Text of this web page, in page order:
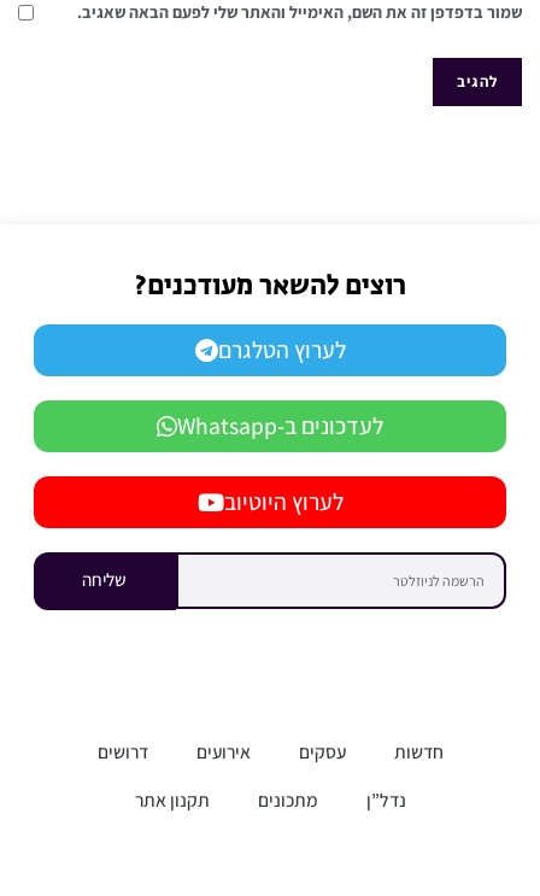
שמור בדפדפן זה את השם, האימייל והאתר שלי לפעם הבאה שאגיב.
רוצים להשאר מעודכנים?
לערוץ הטלגרם
לעדכונים ב-Whatsapp
לערוץ היוטיוב
שליחה
חדשות עסקים אירועים
דרושים
נדל”ן
מתכונים תקנון אתר